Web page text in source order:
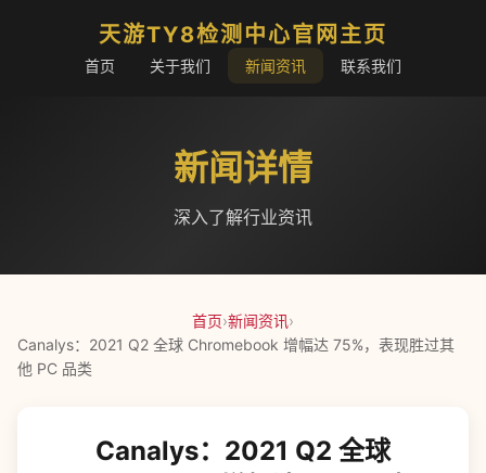
天游TY8检测中心官网主页
首页 关于我们 新闻资讯 联系我们
新闻详情
深入了解行业资讯
首页›新闻资讯›
Canalys：2021 Q2 全球 Chromebook 增幅达 75%，表现胜过其
他 PC 品类
Canalys：2021 Q2 全球